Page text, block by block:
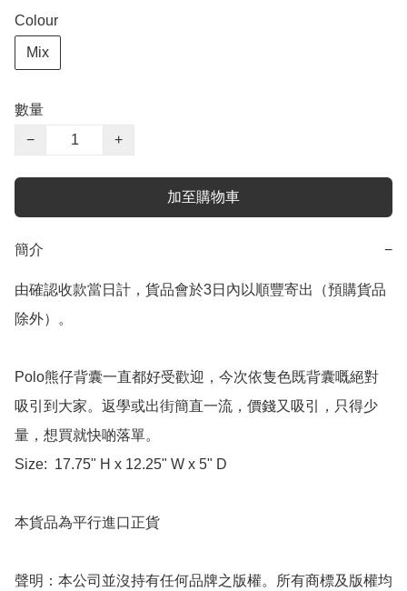
Colour
Mix
數量
−
+
加至購物車
簡介 −
由確認收款當日計，貨品會於3日內以順豐寄出（預購貨品
除外）。
Polo熊仔背囊一直都好受歡迎，今次依隻色既背囊嘅絕對
吸引到大家。返學或出街簡直一流，價錢又吸引，只得少
量，想買就快啲落單。
Size:  17.75" H x 12.25" W x 5" D
本貨品為平行進口正貨
聲明：本公司並沒持有任何品牌之版權。所有商標及版權均